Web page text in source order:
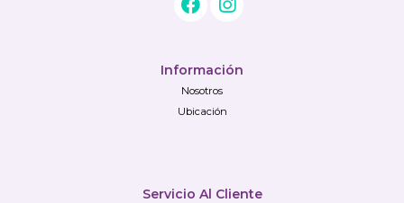
Información
Nosotros
Ubicación
Servicio Al Cliente